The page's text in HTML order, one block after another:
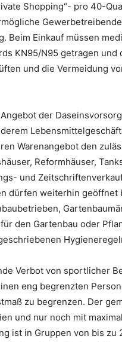
Shopping“- pro 40-
Beim Einkauf müssen
KN95/N95 getragen
und die Vermeidung
der
Warenangebot den
Reformhäuser,
und
dürfen weiterhin
den Gartenbau oder
Verbot von sportlicher
eng begrenzten
zu begrenzen. Der
und nur noch mit
ist in Gruppen von bis